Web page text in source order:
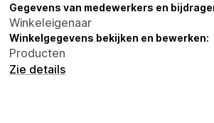
Gegevens van medewerkers en
Winkeleigenaar
Winkelgegevens bekijken en bewerken:
Producten
Zie details